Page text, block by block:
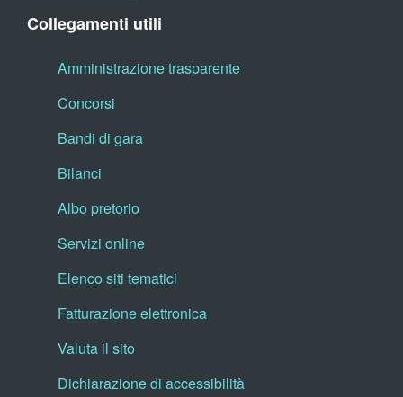
Collegamenti utili
Amministrazione trasparente
Concorsi
Bandi di gara
Bilanci
Albo pretorio
Servizi online
Elenco siti tematici
Fatturazione elettronica
Valuta il sito
Dichiarazione di accessibilità